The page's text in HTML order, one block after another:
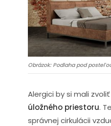
Obrázok: Podlaha pod
Alergici by si mali
úložného priestoru.
správnej cirkulácii